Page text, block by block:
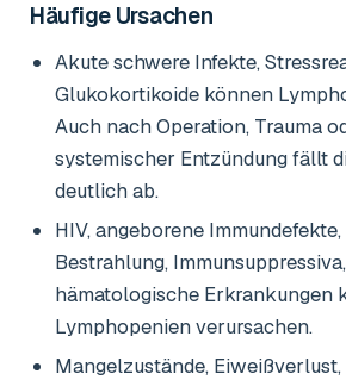
Häufige Ursachen
Akute schwere Infekte,
Glukokortikoide können
Auch nach Operation, Trauma
systemischer Entzündung fällt
deutlich ab.
HIV, angeborene
Bestrahlung,
hämatologische Erkrankungen
Lymphopenien verursachen.
Mangelzustände,